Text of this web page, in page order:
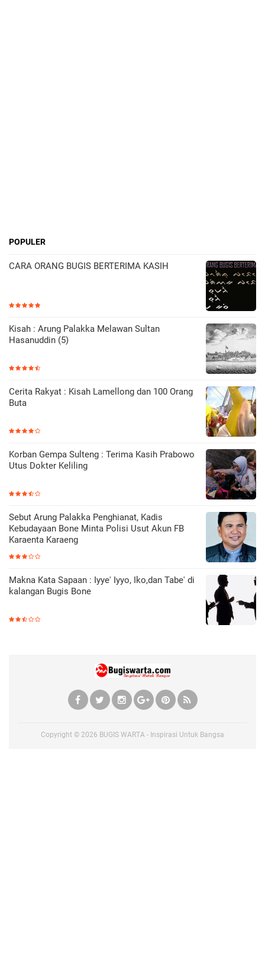
POPULER
CARA ORANG BUGIS BERTERIMA KASIH
Kisah : Arung Palakka Melawan Sultan
Hasanuddin (5)
Cerita Rakyat : Kisah Lamellong dan 100 Orang
Buta
Korban Gempa Sulteng : Terima Kasih Prabowo
Utus Dokter Keliling
Sebut Arung Palakka Penghianat, Kadis
Kebudayaan Bone Minta Polisi Usut Akun FB
Karaenta Karaeng
Makna Kata Sapaan : Iyye' Iyyo, Iko,dan Tabe' di
kalangan Bugis Bone
Copyright © 2026 BUGIS WARTA - Inspirasi Untuk Bangsa